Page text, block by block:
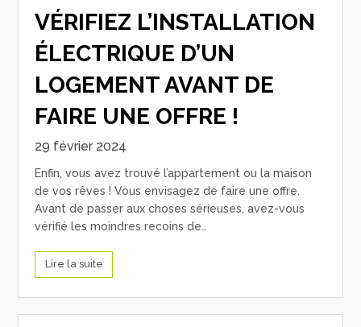
VÉRIFIEZ L’INSTALLATION
ÉLECTRIQUE D’UN
LOGEMENT AVANT DE
FAIRE UNE OFFRE !
29 février 2024
Enfin, vous avez trouvé l’appartement ou la maison
de vos rêves ! Vous envisagez de faire une offre.
Avant de passer aux choses sérieuses, avez-vous
vérifié les moindres recoins de…
Lire la suite